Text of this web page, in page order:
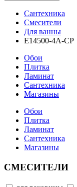
Сантехника
Смесители
Для ванны
E14500-4A-CP
Обои
Плитка
Ламинат
Сантехника
Магазины
Обои
Плитка
Ламинат
Сантехника
Магазины
СМЕСИТЕЛИ